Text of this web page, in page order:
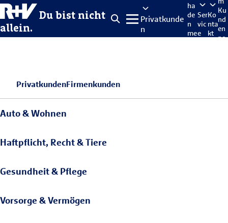
Du bist nicht
allein.
Privatkunde
n
ha
de
n
me
Ser
vic
e
Ko
nta
kt
Ku
nd
en
po
PrivatkundenFirmenkunden
Auto & Wohnen
Haftpflicht, Recht & Tiere
Gesundheit & Pflege
Vorsorge & Vermögen